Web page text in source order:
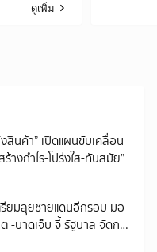
ดูเพิ่ม
สินค้า” เปิดแผนขับเคลื่อน
างกำไร-โปร่งใส-ทันสมัย”
รียมลุยชายแดนอีกรอบ มอ
-บาดเจ็บ จี้ รัฐบาล จัดการ